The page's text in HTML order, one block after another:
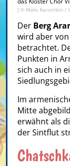
[ © Maks Karochkin /
Der Berg
wird aber
betrachtet.
Punkten in
sich auch in
Im
Mitte
erwähnt als
der Sintflut